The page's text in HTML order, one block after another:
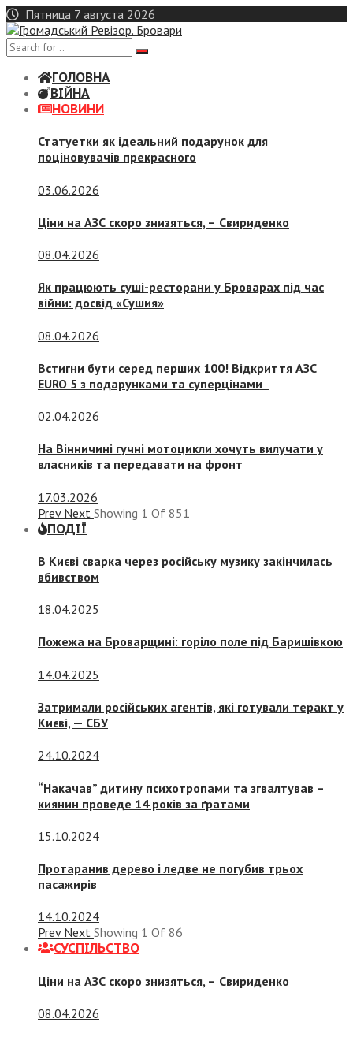
Skip
to
content
Пятница 7 августа 2026
ГОЛОВНА
ВІЙНА
НОВИНИ
Статуетки як ідеальний подарунок для
поціновувачів прекрасного
03.06.2026
Ціни на АЗС скоро знизяться, – Свириденко
08.04.2026
Як працюють суші-ресторани у Броварах під час
війни: досвід «Сушия»
08.04.2026
Встигни бути серед перших 100! Відкриття АЗС
EURO 5 з подарунками та суперцінами
02.04.2026
На Вінничині гучні мотоцикли хочуть вилучати у
власників та передавати на фронт
17.03.2026
Prev Next Showing 1 Of 851
ПОДІЇ
В Києві сварка через російську музику закінчилась
вбивством
18.04.2025
Пожежа на Броварщині: горіло поле під Баришівкою
14.04.2025
Затримали російських агентів, які готували теракт у
Києві, — СБУ
24.10.2024
“Накачав” дитину психотропами та згвалтував –
киянин проведе 14 років за ґратами
15.10.2024
Протаранив дерево і ледве не погубив трьох
пасажирів
14.10.2024
Prev Next Showing 1 Of 86
СУСПIЛЬСТВО
Ціни на АЗС скоро знизяться, – Свириденко
08.04.2026